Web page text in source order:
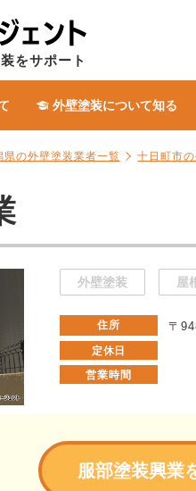
をサポート
外壁塗装について知る
県の外壁塗装業者一覧 十日町市
外壁塗装 屋
住所 〒
定休日
営業時間
服部塗装興業